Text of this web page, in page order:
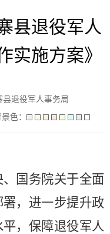
县退役军人
实施方案》
县退役军人事务局
景色：
国务院关于全面
，进一步提升政
，保障退役军人